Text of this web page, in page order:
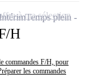
H
commandes F/H, pour
les commandes
Temps plein
à ma sélection